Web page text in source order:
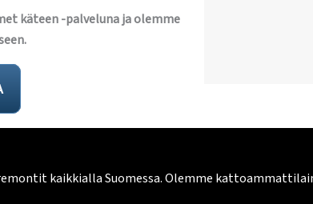
käteen -palveluna ja olemme
kaikkialla Suomessa. Olemme